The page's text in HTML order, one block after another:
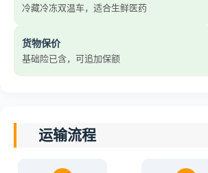
冷藏冷冻双温车，适合生鲜医药
货物保价
基础险已含，可追加保额
运输流程